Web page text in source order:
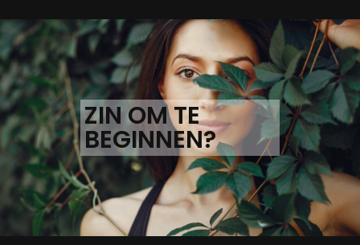
ZIN OM TE
BEGINNEN?